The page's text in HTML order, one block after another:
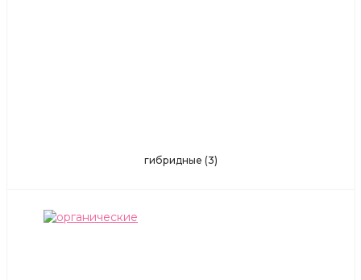
гибридные (3)